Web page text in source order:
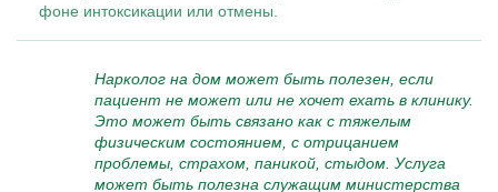
фоне интоксикации или отмены.
Нарколог на дом может быть полезен, если
пациент не может или не хочет ехать в клинику.
Это может быть связано как с тяжелым
физическим состоянием, с отрицанием
проблемы, страхом, паникой, стыдом. Услуга
может быть полезна служащим министерства